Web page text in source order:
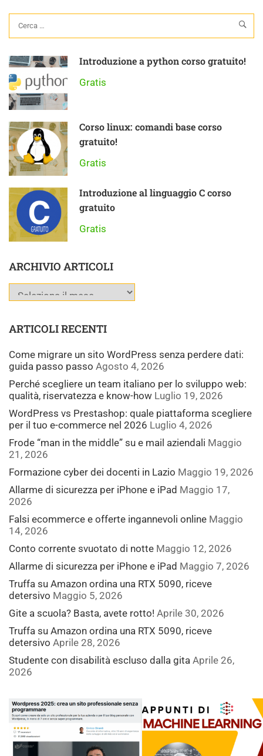
Introduzione a python corso gratuito!
Gratis
Corso linux: comandi base corso
gratuito!
Gratis
Introduzione al linguaggio C corso
gratuito
Gratis
ARCHIVIO ARTICOLI
ARTICOLI RECENTI
Come migrare un sito WordPress senza perdere dati:
guida passo passo Agosto 4, 2026
Perché scegliere un team italiano per lo sviluppo web:
qualità, riservatezza e know-how Luglio 19, 2026
WordPress vs Prestashop: quale piattaforma scegliere
per il tuo e-commerce nel 2026 Luglio 4, 2026
Frode “man in the middle” su e mail aziendali Maggio
21, 2026
Formazione cyber dei docenti in Lazio Maggio 19, 2026
Allarme di sicurezza per iPhone e iPad Maggio 17,
2026
Falsi ecommerce e offerte ingannevoli online Maggio
14, 2026
Conto corrente svuotato di notte Maggio 12, 2026
Allarme di sicurezza per iPhone e iPad Maggio 7, 2026
Truffa su Amazon ordina una RTX 5090, riceve
detersivo Maggio 5, 2026
Gite a scuola? Basta, avete rotto! Aprile 30, 2026
Truffa su Amazon ordina una RTX 5090, riceve
detersivo Aprile 28, 2026
Studente con disabilità escluso dalla gita Aprile 26,
2026